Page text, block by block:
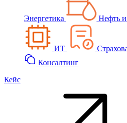
Энергетика Нефть и
ИТ
Консалтинг
Кейс